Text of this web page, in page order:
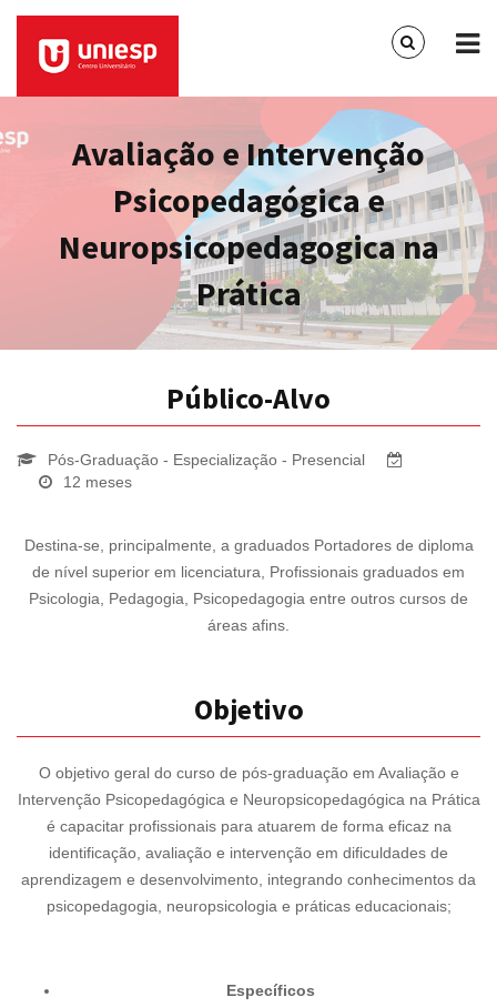
Avaliação e Intervenção
Psicopedagógica e
Neuropsicopedagogica na
Prática
Público-Alvo
Pós-Graduação - Especialização - Presencial
12 meses
Destina-se, principalmente, a graduados Portadores de diploma
de nível superior em licenciatura, Profissionais graduados em
Psicologia, Pedagogia, Psicopedagogia entre outros cursos de
áreas afins.
Objetivo
O objetivo geral do curso de pós-graduação em Avaliação e
Intervenção Psicopedagógica e Neuropsicopedagógica na Prática
é capacitar profissionais para atuarem de forma eficaz na
identificação, avaliação e intervenção em dificuldades de
aprendizagem e desenvolvimento, integrando conhecimentos da
psicopedagogia, neuropsicologia e práticas educacionais;
Específicos